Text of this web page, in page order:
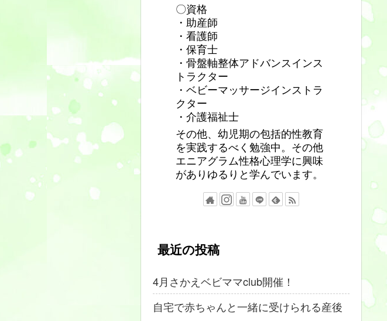
〇資格
・助産師
・看護師
・保育士
・骨盤軸整体アドバンスインス
トラクター
・ベビーマッサージインストラ
クター
・介護福祉士
その他、幼児期の包括的性教育
を実践するべく勉強中。その他
エニアグラム性格心理学に興味
がありゆるりと学んでいます。
最近の投稿
4月さかえベビママclub開催！
自宅で赤ちゃんと一緒に受けられる産後